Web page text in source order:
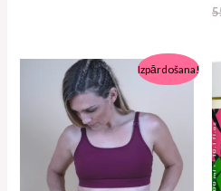
Izpārdošana!
Algne
hind
oli:
54.90€.
Pašreizējā
cena
ir:
43.90€.